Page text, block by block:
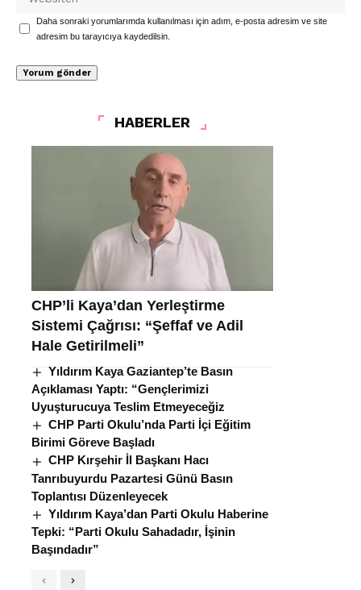
Daha sonraki yorumlarımda kullanılması için adım, e-posta adresim ve site
adresim bu tarayıcıya kaydedilsin.
HABERLER
CHP’li Kaya’dan Yerleştirme
Sistemi Çağrısı: “Şeffaf ve Adil
Hale Getirilmeli”
Yıldırım Kaya Gaziantep’te Basın
Açıklaması Yaptı: “Gençlerimizi
Uyuşturucuya Teslim Etmeyeceğiz
CHP Parti Okulu’nda Parti İçi Eğitim
Birimi Göreve Başladı
CHP Kırşehir İl Başkanı Hacı
Tanrıbuyurdu Pazartesi Günü Basın
Toplantısı Düzenleyecek
Yıldırım Kaya’dan Parti Okulu Haberine
Tepki: “Parti Okulu Sahadadır, İşinin
Başındadır”